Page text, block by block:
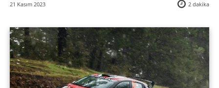
21 Kasım 2023 2 dakika